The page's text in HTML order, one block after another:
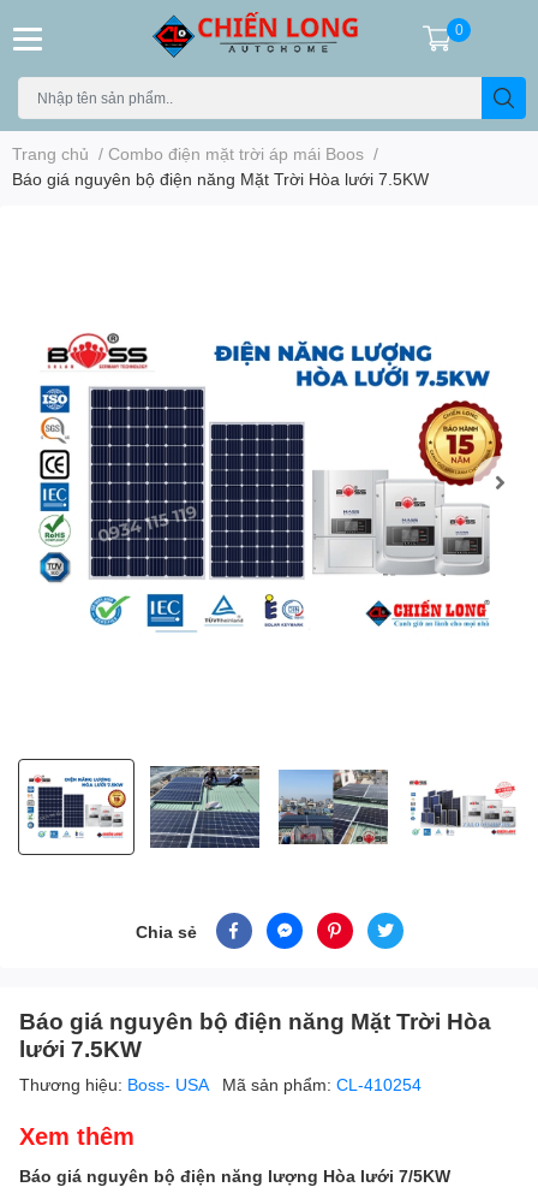
0
Trang chủ / Combo điện mặt trời áp mái Boos /
Báo giá nguyên bộ điện năng Mặt Trời Hòa lưới 7.5KW
Chia sẻ
Báo giá nguyên bộ điện năng Mặt Trời Hòa
lưới 7.5KW
Thương hiệu: Boss- USA Mã sản phẩm: CL-410254
Xem thêm
Báo giá nguyên bộ điện năng lượng Hòa lưới 7/5KW